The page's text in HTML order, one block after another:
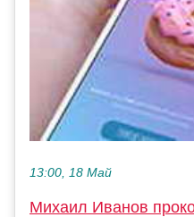
13:00, 18 Май
Михаил Иванов